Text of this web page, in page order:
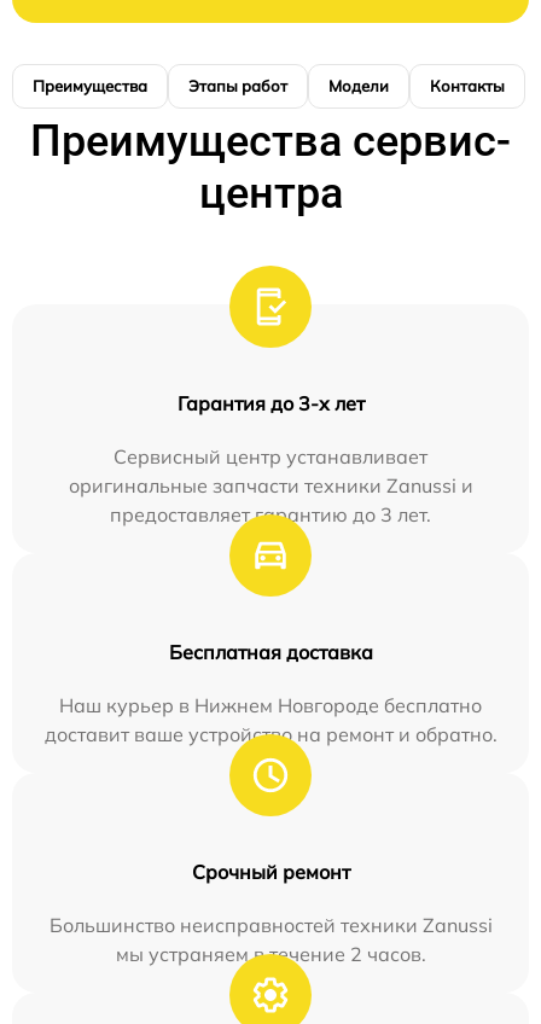
Преимущества Этапы работ Модели Контакты
Преимущества сервис-
центра
Гарантия до 3-х лет
Сервисный центр устанавливает
оригинальные запчасти техники Zanussi и
предоставляет гарантию до 3 лет.
Бесплатная доставка
Наш курьер в Нижнем Новгороде бесплатно
доставит ваше устройство на ремонт и обратно.
Срочный ремонт
Большинство неисправностей техники Zanussi
мы устраняем в течение 2 часов.